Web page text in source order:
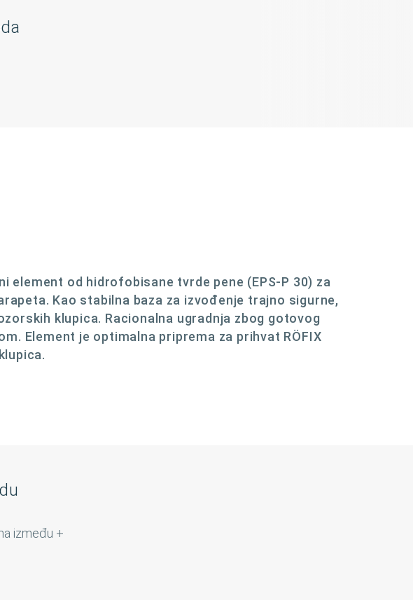
element od hidrofobisane tvrde pene (EPS-P 30) za
Kao stabilna baza za izvođenje trajno sigurne,
klupica. Racionalna ugradnja zbog gotovog
Element je optimalna priprema za prihvat RÖFIX
između +